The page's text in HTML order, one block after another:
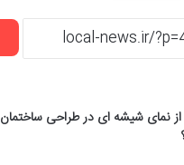
از نمای شیشه ای در طراحی ساختمان